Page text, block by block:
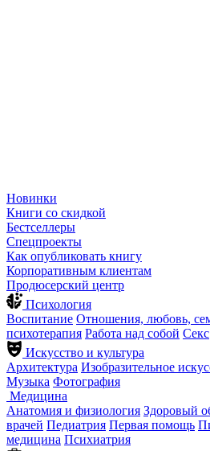
Новинки
Книги со скидкой
Бестселлеры
Спецпроекты
Как опубликовать книгу
Корпоративным клиентам
Продюсерский центр
Психология
Воспитание Отношения, любовь,
психотерапия Работа над собой Секс
Искусство и культура
Архитектура Изобразительное
Музыка Фотография
Медицина
Анатомия и физиология Здоровый
врачей Педиатрия Первая помощь
медицина Психиатрия